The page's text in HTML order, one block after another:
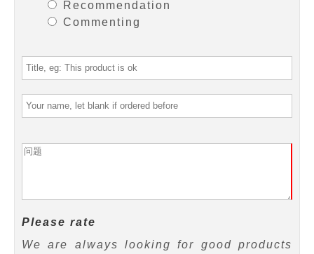
Recommendation
Commenting
Please rate
We are always looking for good products